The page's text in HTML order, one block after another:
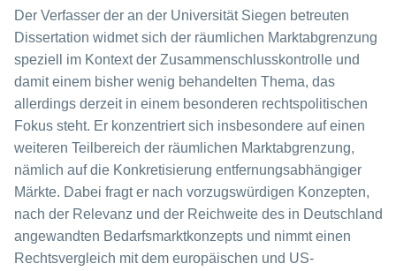
Der Verfasser der an der Universität Siegen betreuten
Dissertation widmet sich der räumlichen Marktabgrenzung
speziell im Kontext der Zusammenschlusskontrolle und
damit einem bisher wenig behandelten Thema, das
allerdings derzeit in einem besonderen rechtspolitischen
Fokus steht. Er konzentriert sich insbesondere auf einen
weiteren Teilbereich der räumlichen Marktabgrenzung,
nämlich auf die Konkretisierung entfernungsabhängiger
Märkte. Dabei fragt er nach vorzugswürdigen Konzepten,
nach der Relevanz und der Reichweite des in Deutschland
angewandten Bedarfsmarktkonzepts und nimmt einen
Rechtsvergleich mit dem europäischen und US-